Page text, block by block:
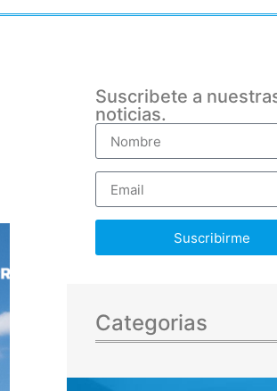
Suscribete a
noticias.
Suscribirme
Categorias